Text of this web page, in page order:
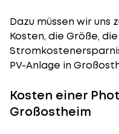
Dazu müssen wir uns
Kosten, die Größe,
PV-Anlage in
Kosten einer
Großostheim